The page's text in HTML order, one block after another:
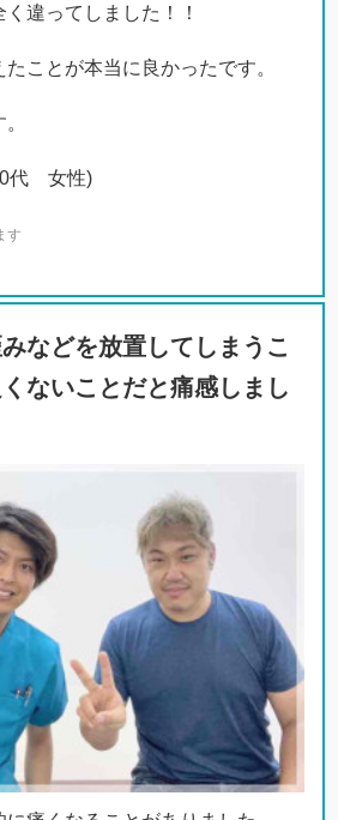
違ってしました！！
ことが本当に良かったです。
代 女性)
す
みなどを放置してしまうこ
ないことだと痛感しまし